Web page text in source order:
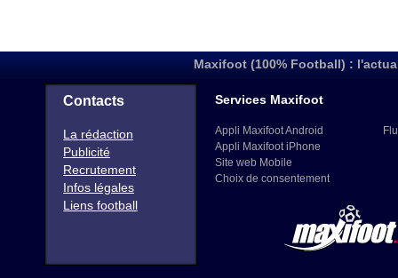
Maxifoot (100% Football) :
Contacts
La rédaction
Publicité
Recrutement
Infos légales
Liens football
Services Maxifoot
Appli Maxifoot Android
Appli Maxifoot iPhone
Site web Mobile
Choix de consentement